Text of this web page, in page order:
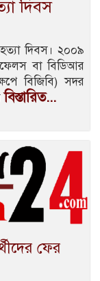
দিবস
দিবস। ২০০৯
বা বিডিআর
বিজিবি) সদর
বিস্তারিত...
ফের